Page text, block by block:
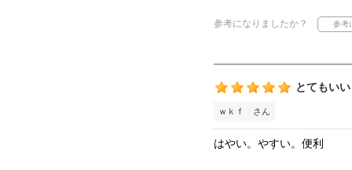
参考になりましたか？
とてもいい
ｗｋｆ さん
はやい。やすい。便利